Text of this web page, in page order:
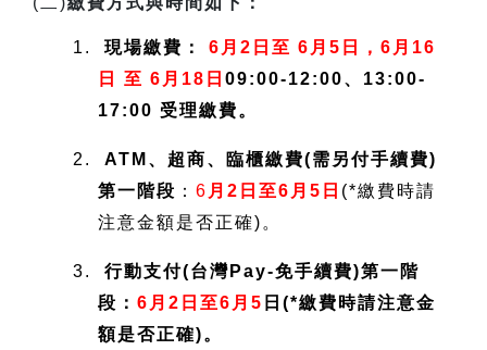
1.現場繳費：6月2日至 6月5日，6月16
日 至 6月18日 09:00-12:00、13:00-
17:00 受理繳費。
2.ATM、超商、臨櫃繳費(需另付手續費)
第一階段 ： 6 月2日至6月5日 (*繳費時請
注意金額是否正確)。
3.行動支付(台灣Pay-免手續費)第一階
段： 6月2日至6月5 日(*繳費時請注意金
額是否正確)。